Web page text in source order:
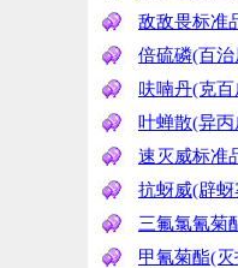
敌敌畏标准
倍硫磷(百治
呋喃丹(克
叶蝉散(异
速灭威标准
抗蚜威(辟
三氟氯氰菊
甲氰菊酯(